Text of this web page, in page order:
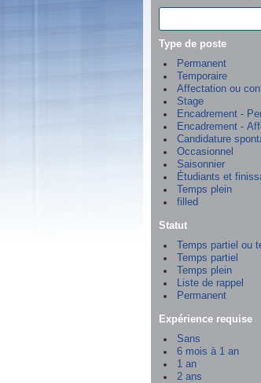
Type de poste
Permanent
Temporaire
Affectation ou
Stage
Encadrement -
Encadrement -
Candidature
Occasionnel
Saisonnier
Étudiants et
Temps plein
filled
Statut
Temps partiel ou
Temps partiel
Temps plein
Liste de rappel
Permanent
Expérience requise
Sans
6 mois à 1 an
1 an
2 ans